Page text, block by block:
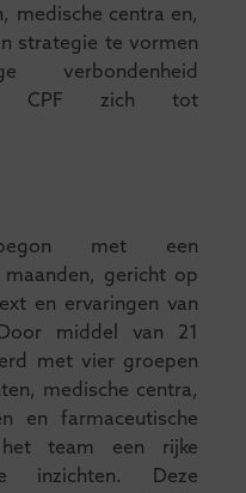
medische centra en,
strategie te vormen
verbondenheid
CPF zich tot
met een
gericht op
en ervaringen van
middel van 21
met vier groepen
medische centra,
en farmaceutische
team een rijke
inzichten. Deze